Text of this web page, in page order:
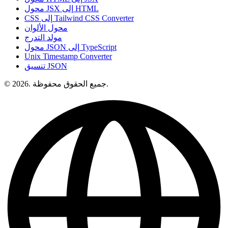
محول JSX إلى HTML
CSS إلى Tailwind CSS Converter
محول الألوان
مولد التدرج
محول JSON إلى TypeScript
Unix Timestamp Converter
تنسيق JSON
© 2026. جميع الحقوق محفوظة.